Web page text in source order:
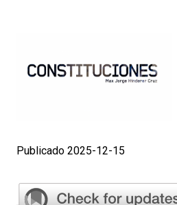
Publicado 2025-12-15